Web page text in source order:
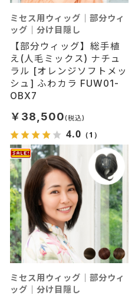
【部分ウィッグ】総手植
え(人毛ミックス) ナチュ
ラル [オレンジソフトメッ
シュ] ふわカラ FUW01-
OBX7
ミセス用ウィッグ｜部分ウィ
ッグ｜分け目隠し
￥38,500
4.0 （1）
ミセス用ウィッグ｜部分ウィ
ッグ｜分け目隠し